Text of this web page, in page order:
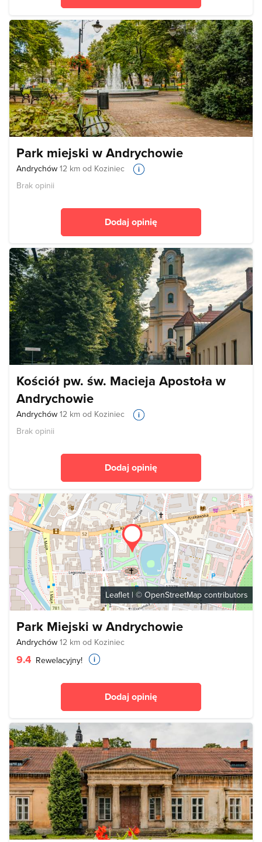
Park miejski w Andrychowie
Andrychów 12 km od Koziniec
Brak opinii
Dodaj opinię
Kościół pw. św. Macieja Apostoła w
Andrychowie
Andrychów 12 km od Koziniec
Brak opinii
Dodaj opinię
Leaflet | © OpenStreetMap contributors
Park Miejski w Andrychowie
Andrychów 12 km od Koziniec
9.4 Rewelacyjny!
Dodaj opinię